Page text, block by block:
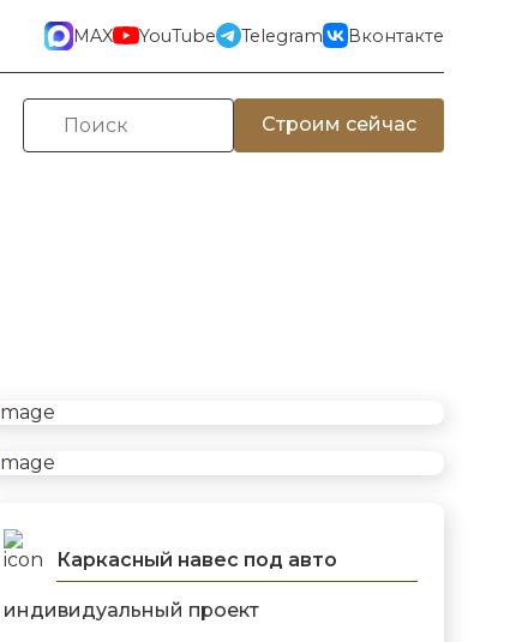
MAX YouTube Telegram Вконтакте
Строим сейчас
Каркасный навес под авто
индивидуальный проект